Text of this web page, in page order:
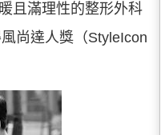
且滿理性的整形外科
尚達人獎（StyleIcon